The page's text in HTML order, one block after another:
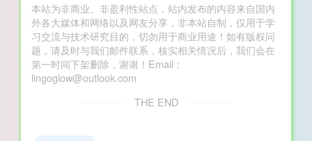
本站为非商业、非盈利性站点，站内发布的内容来自国内
外各大媒体和网络以及网友分享，非本站自制，仅用于学
习交流与技术研究目的，切勿用于商业用途！如有版权问
题，请及时与我们邮件联系，核实相关情况后，我们会在
第一时间下架删除，谢谢！Email：
lingoglow@outlook.com
THE END